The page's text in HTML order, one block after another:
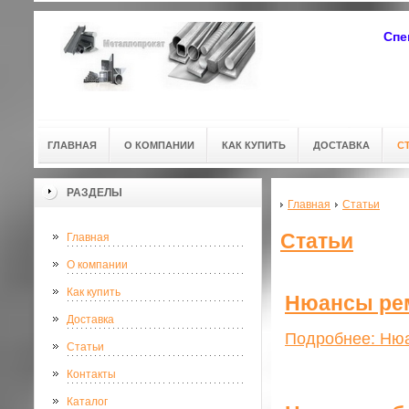
ГЛАВНАЯ О КОМПАНИИ КАК КУПИТЬ ДОСТАВКА
РАЗДЕЛЫ
Главная
О компании
Как купить
Доставка
Статьи
Контакты
Каталог
Главная Статьи
Статьи
Нюансы
Подробнее: